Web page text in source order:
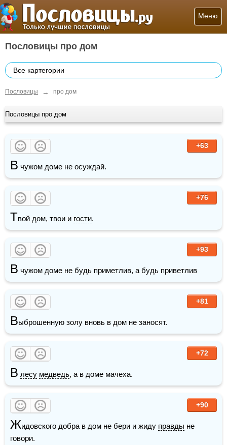
Меню
Пословицы про дом
Все картегории
Пословицы → про дом
Пословицы про дом
+63
В чужом доме не осуждай.
+76
Твой дом, твои и гости.
+93
В чужом доме не будь приметлив, а будь приветлив
+81
Выброшенную золу вновь в дом не заносят.
+72
В лесу медведь, а в доме мачеха.
+90
Жидовского добра в дом не бери и жиду правды не
говори.